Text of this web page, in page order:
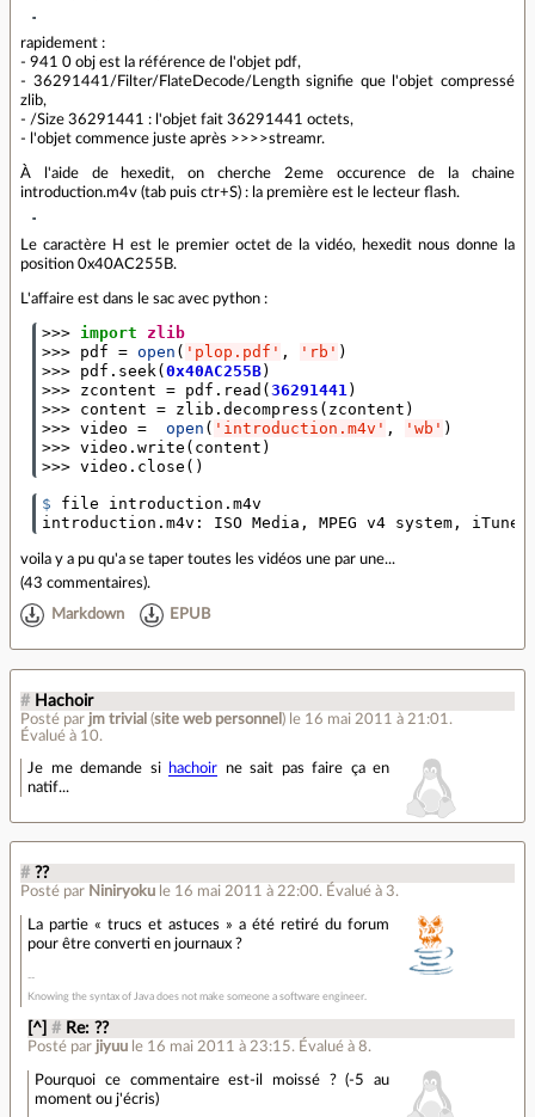
rapidement :
- 941 0 obj est la référence de l'objet pdf,
- 36291441/Filter/FlateDecode/Length signifie que l'objet compressé
zlib,
- /Size 36291441 : l'objet fait 36291441 octets,
- l'objet commence juste après >>>>streamr.
À l'aide de hexedit, on cherche 2eme occurence de la chaine
introduction.m4v (tab puis ctr+S) : la première est le lecteur flash.
Le caractère H est le premier octet de la vidéo, hexedit nous donne la
position 0x40AC255B.
L'affaire est dans le sac avec python :
>>> import
zlib
>>> pdf = open ( 'plop.pdf' , 'rb' )
>>> pdf . seek( 0x40AC255B)
>>> zcontent = pdf . read ( 36291441)
>>> content = zlib . decompress ( zcontent )
>>> video = open ( 'introduction.m4v' , 'wb' )
>>> video . write ( content )
>>> video . close ()
$ file introduction.m4v
voila y a pu qu'a se taper toutes les vidéos une par une...
(43 commentaires).
Markdown EPUB
# Hachoir
Posté par jm trivial (site web personnel ) le 16 mai 2011 à 21:01 .
Évalué à 10.
Je me demande si hachoir ne sait pas faire ça en
natif...
# ??
Posté par Niniryoku le 16 mai 2011 à 22:00. Évalué à 3.
La partie « trucs et astuces » a été retiré du forum
pour être converti en journaux ?
Knowing the syntax of Java does not make someone a software engineer.
[^] # Re: ??
Posté par jiyuu le 16 mai 2011 à 23:15. Évalué à8.
Pourquoi ce commentaire est-il moissé ? (-5 au
moment ou j'écris)